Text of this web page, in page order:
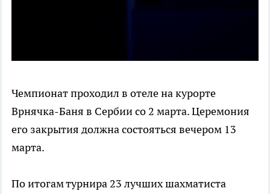
Чемпионат проходил в отеле на курорте
Врнячка-Баня в Сербии со 2 марта. Церемония
его закрытия должна состояться вечером 13
марта.
По итогам турнира 23 лучших шахматиста